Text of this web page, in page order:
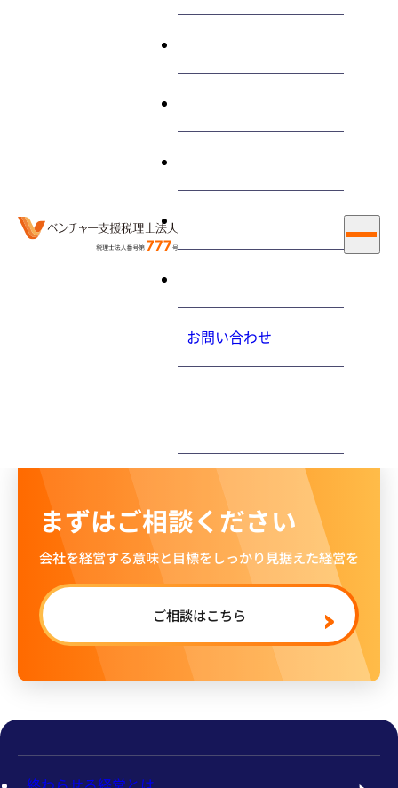
お問い合わせ
“賃貸料”に関する 記事
賃貸料
2015.08.26（水）
まずはご相談ください
会社を経営する意味と目標をしっかり見据えた経営を
ご相談はこちら